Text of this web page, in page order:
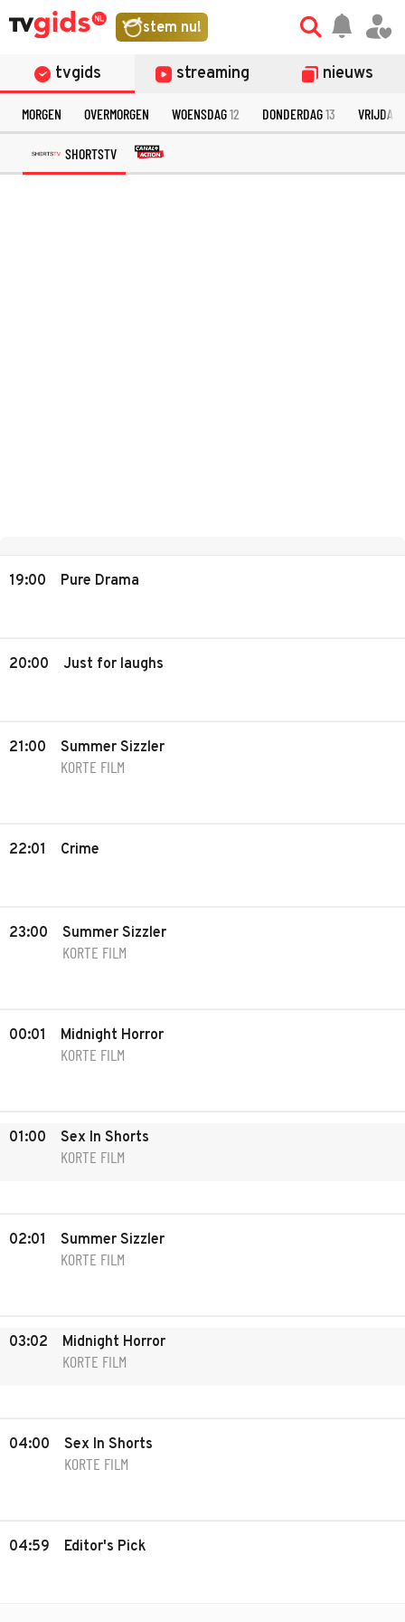
stem nu!
tvgids streaming nieuws
MORGEN OVERMORGEN WOENSDAG12 DONDERDAG13 VRIJDAG
SHORTSTV
19:00 Pure Drama
20:00 Just for laughs
21:00 Summer Sizzler
KORTE FILM
22:01 Crime
23:00 Summer Sizzler
KORTE FILM
00:01 Midnight Horror
KORTE FILM
01:00 Sex In Shorts
KORTE FILM
02:01 Summer Sizzler
KORTE FILM
03:02 Midnight Horror
KORTE FILM
04:00 Sex In Shorts
KORTE FILM
04:59 Editor's Pick